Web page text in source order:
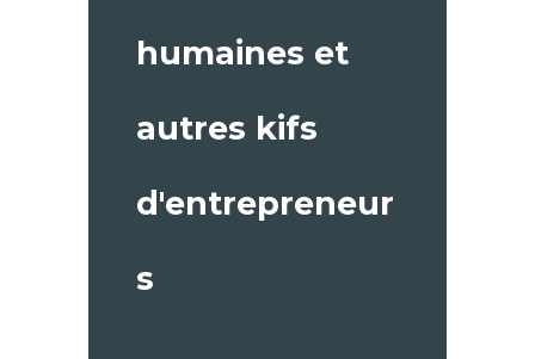
humaines et
autres kifs
d'entrepreneur
s